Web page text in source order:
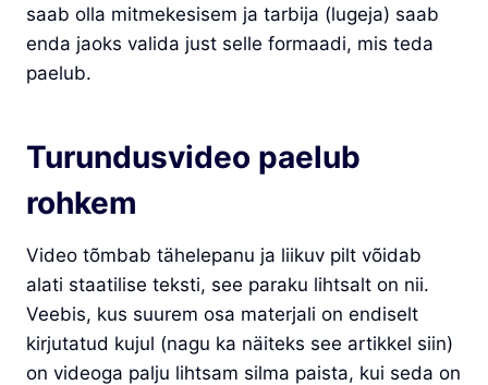
saab olla mitmekesisem ja tarbija (lugeja) saab
enda jaoks valida just selle formaadi, mis teda
paelub.
Turundusvideo paelub
rohkem
Video tõmbab tähelepanu ja liikuv pilt võidab
alati staatilise teksti, see paraku lihtsalt on nii.
Veebis, kus suurem osa materjali on endiselt
kirjutatud kujul (nagu ka näiteks see artikkel siin)
on videoga palju lihtsam silma paista, kui seda on